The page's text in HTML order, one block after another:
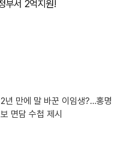
2년 만에 말 바꾼 이임생?…홍명
보 면담 수첩 제시